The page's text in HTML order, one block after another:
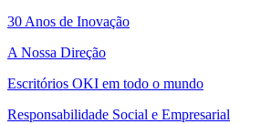
30 Anos de Inovação
A Nossa Direção
Escritórios OKI em todo o mundo
Responsabilidade Social e Empresarial